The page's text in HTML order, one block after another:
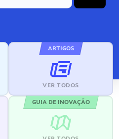
ARTIGOS
VER TODOS
GUIA DE INOVAÇÃO